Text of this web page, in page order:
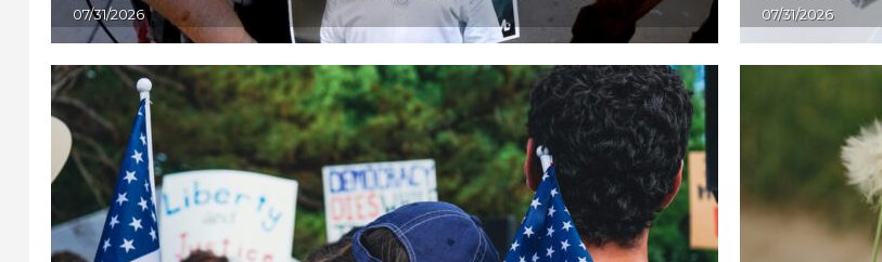
07/31/2026 07/31/2026